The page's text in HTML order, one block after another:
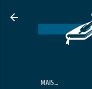
Pular
MAIS…